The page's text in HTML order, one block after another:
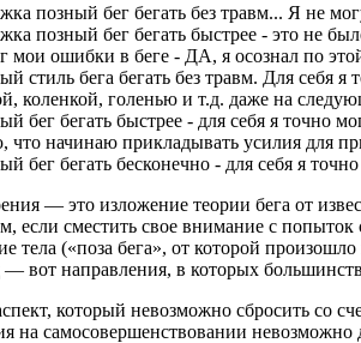
позный бег бегать без травм... Я не
позный бег бегать быстрее - это не
мои ошибки в беге - ДА, я осознал по
стиль бега бегать без травм. Для
коленкой, голенью и т.д. даже на
бег бегать быстрее - для себя я точно
что начинаю прикладывать усилия для
бег бегать бесконечно - для себя я
— это изложение теории бега от
сместить свое внимание с попыток
тела («поза бега», от которой
вот направления, в которых
который невозможно сбросить со
на самосовершенствовании невозможно